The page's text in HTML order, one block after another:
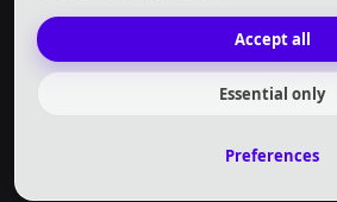
Accept all
Essential only
Preferences